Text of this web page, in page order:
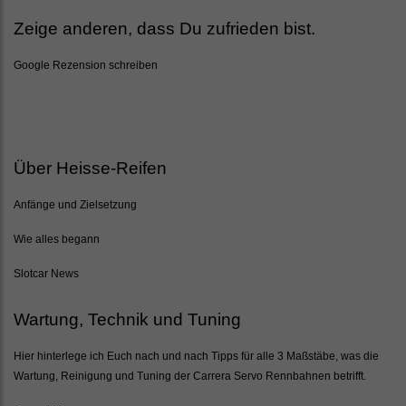
Zeige anderen, dass Du zufrieden bist.
Google Rezension schreiben
Über Heisse-Reifen
Anfänge und Zielsetzung
Wie alles begann
Slotcar News
Wartung, Technik und Tuning
Hier hinterlege ich Euch nach und nach Tipps für alle 3 Maßstäbe, was die
Wartung, Reinigung und Tuning der Carrera Servo Rennbahnen betrifft.